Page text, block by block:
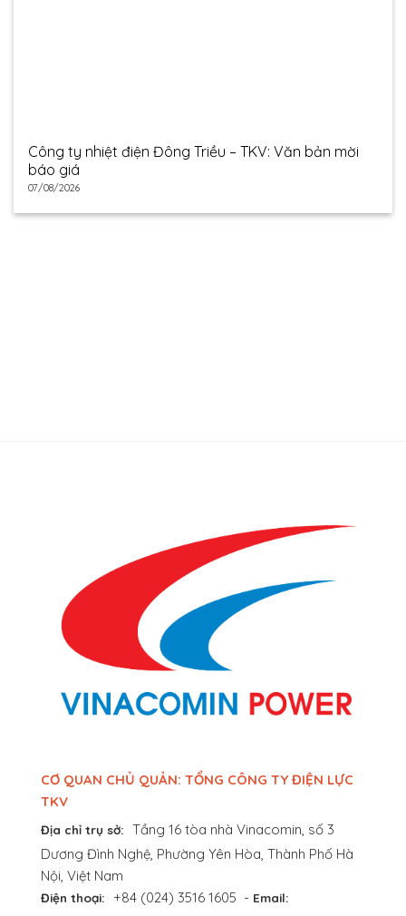
Công ty nhiệt điện Đông Triều – TKV: Văn bản mời
báo giá
07/08/2026
CƠ QUAN CHỦ QUẢN: TỔNG CÔNG TY ĐIỆN LỰC
TKV
Địa chỉ trụ sở: Tầng 16 tòa nhà Vinacomin, số 3
Dương Đình Nghệ, Phường Yên Hòa, Thành Phố Hà
Nội, Việt Nam
Điện thoại: +84 (024) 3516 1605 - Email: